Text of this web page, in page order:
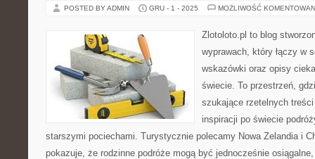
POSTED BY ADMIN GRU - 1 - 2025 MOŻLIWOŚĆ
Zlotoloto.pl to blog
wyprawach, który łączy w
wskazówki oraz opisy
świecie. To przestrzeń,
szukające rzetelnych treści
inspiracji po świecie
starszymi pociechami. Turystycznie polecamy Nowa Zelandia i
pokazuje, że rodzinne podróże mogą być jednocześnie osiągalne,